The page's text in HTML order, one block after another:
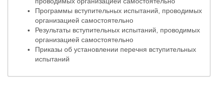
Программы вступительных испытаний, проводимых
организацией самостоятельно
Результаты вступительных испытаний, проводимых
организацией самостоятельно
Приказы об установлении перечня вступительных
испытаний